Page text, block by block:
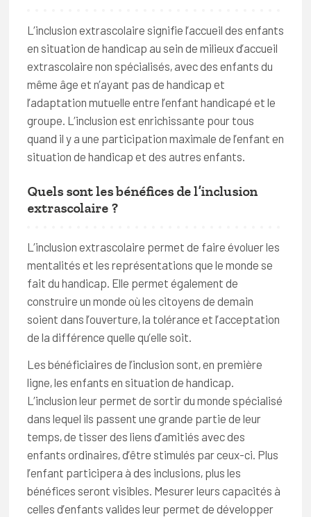
L’inclusion extrascolaire signifie l’accueil des enfants
en situation de handicap au sein de milieux d’accueil
extrascolaire non spécialisés, avec des enfants du
même âge et n’ayant pas de handicap et
l’adaptation mutuelle entre l’enfant handicapé et le
groupe. L’inclusion est enrichissante pour tous
quand il y a une participation maximale de l’enfant en
situation de handicap et des autres enfants.
Quels sont les bénéfices de l’inclusion
extrascolaire ?
L’inclusion extrascolaire permet de faire évoluer les
mentalités et les représentations que le monde se
fait du handicap. Elle permet également de
construire un monde où les citoyens de demain
soient dans l’ouverture, la tolérance et l’acceptation
de la différence quelle qu’elle soit.
Les bénéficiaires de l’inclusion sont, en première
ligne, les enfants en situation de handicap.
L’inclusion leur permet de sortir du monde spécialisé
dans lequel ils passent une grande partie de leur
temps, de tisser des liens d’amitiés avec des
enfants ordinaires, d’être stimulés par ceux-ci. Plus
l’enfant participera à des inclusions, plus les
bénéfices seront visibles. Mesurer leurs capacités à
celles d’enfants valides leur permet de développer